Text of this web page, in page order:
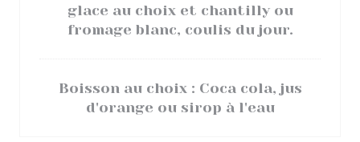
glace au choix et chantilly ou
fromage blanc, coulis du jour.
Boisson au choix : Coca cola, jus
d'orange ou sirop à l'eau